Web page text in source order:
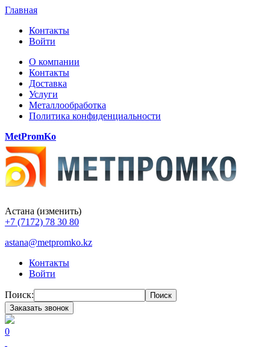
Главная
Контакты
Войти
О компании
Контакты
Доставка
Услуги
Металлообработка
Политика конфиденциальности
MetPromKo
Астана (изменить)
+7 (7172) 78 30 80
astana@metpromko.kz
Контакты
Войти
Поиск:
Поиск
Заказать звонок
0